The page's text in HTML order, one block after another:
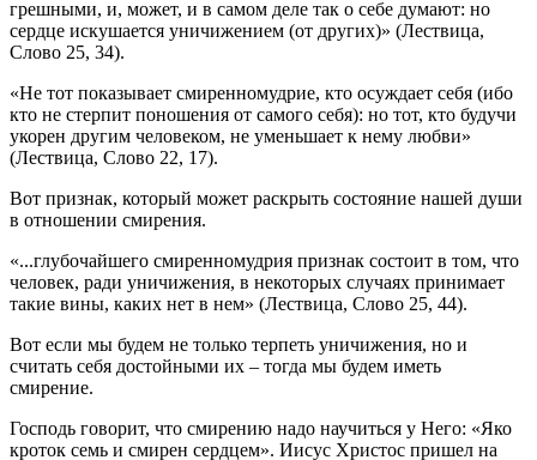
грешными, и, может, и в самом деле так о себе думают: но
сердце искушается уничижением (от других)» (Лествица,
Слово 25, 34).
«Не тот показывает смиренномудрие, кто осуждает себя (ибо
кто не стерпит поношения от самого себя): но тот, кто будучи
укорен другим человеком, не уменьшает к нему любви»
(Лествица, Слово 22, 17).
Вот признак, который может раскрыть состояние нашей души
в отношении смирения.
«...глубочайшего смиренномудрия признак состоит в том, что
человек, ради уничижения, в некоторых случаях принимает
такие вины, каких нет в нем» (Лествица, Слово 25, 44).
Вот если мы будем не только терпеть уничижения, но и
считать себя достойными их – тогда мы будем иметь
смирение.
Господь говорит, что смирению надо научиться у Него: «Яко
кроток семь и смирен сердцем». Иисус Христос пришел на